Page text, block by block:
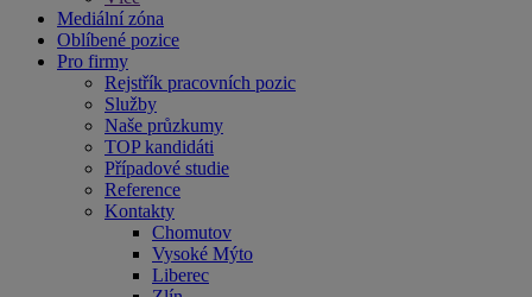
Mediální zóna
Oblíbené pozice
Pro firmy
Rejstřík pracovních pozic
Služby
Naše průzkumy
TOP kandidáti
Případové studie
Reference
Kontakty
Chomutov
Vysoké Mýto
Liberec